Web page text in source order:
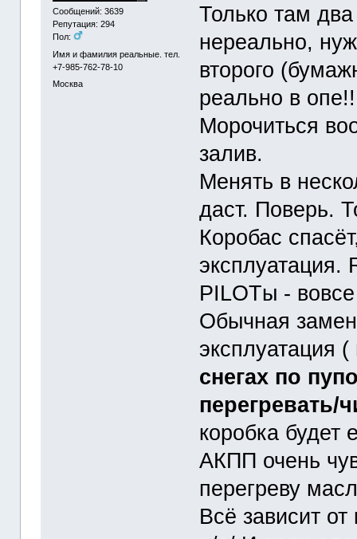
Сообщений: 3639
Репутация: 294
Пол:
Имя и фамилия реальные. тел.
+7-985-762-78-10
Москва
Только там
нереально,
второго
реально в
Морочиться
залив.
Менять в
даст. Поверь.
Коробас
эксплуатация.
PILOTы -
Обычная
эксплуатация (
снегах по
перегревать/
коробка будет
АКПП очень
перегреву
Всё зависит